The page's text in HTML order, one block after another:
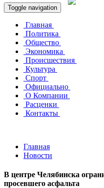
Toggle navigation
Главная
Политика
Общество
Экономика
Происшествия
Культура
Спорт
Официально
О Компании
Расценки
Контакты
Главная
Новости
В центре Челябинска
просевшего асфальта